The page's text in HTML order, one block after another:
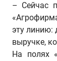
– Сейчас
эту линию:
выручке,
На полях